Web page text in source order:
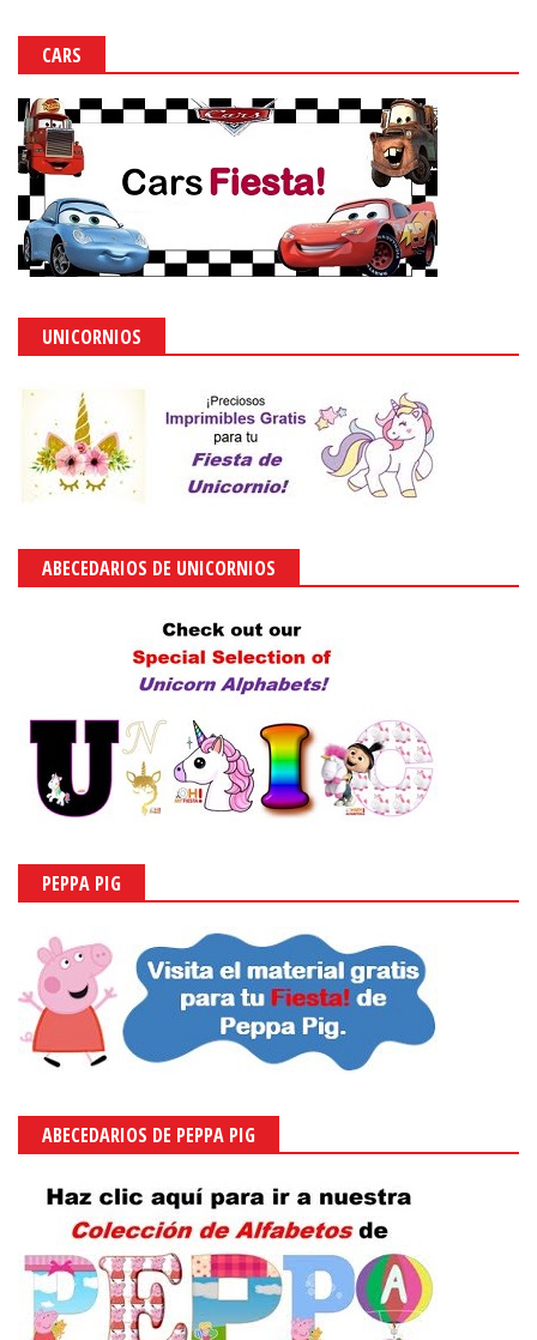
CARS
UNICORNIOS
ABECEDARIOS DE UNICORNIOS
PEPPA PIG
ABECEDARIOS DE PEPPA PIG